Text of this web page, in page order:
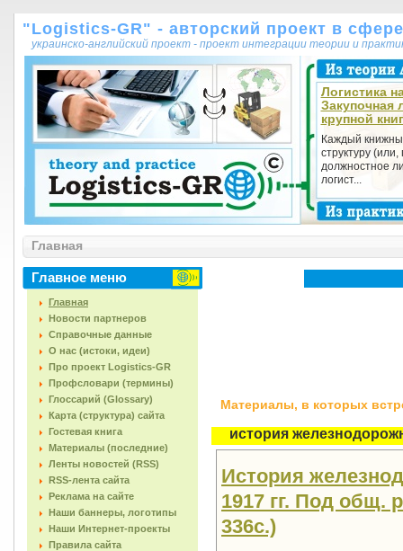
"Logistics-GR" - авторский проект в
украинско-английский проект - проект интеграции теории и
Логистика
Закупочная
крупной
Каждый
структуру
должностное
логист...
Главная
Главное меню
Главная
Новости партнеров
Справочные данные
О нас (истоки, идеи)
Про проект Logistics-GR
Профсловари (термины)
Глоссарий (Glossary)
Карта (структура) сайта
Гостевая книга
Материалы (последние)
Ленты новостей (RSS)
RSS-лента сайта
Реклама на сайте
Наши баннеры, логотипы
Наши Интернет-проекты
Правила сайта
Материалы, в которых
история
История
1917 гг. Под общ.
336с.)